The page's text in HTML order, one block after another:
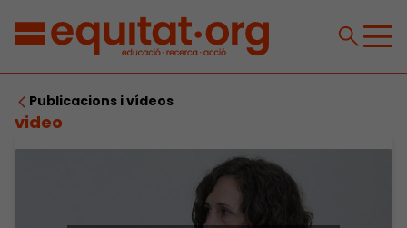
Publicacions i vídeos
video